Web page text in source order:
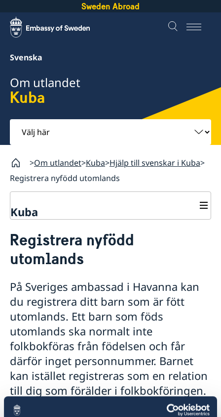
Sweden Abroad
Svenska
Om utlandet
Kuba
Välj
här
Om utlandet Kuba Hjälp till svenskar i Kuba
Registrera nyfödd utomlands
Kuba
Hjälp till svenskar i Kuba
Rösta i Kuba
Pass för vuxna i Kuba
Pass för minderåriga i Kuba
Provisoriskt pass i Kuba
Emergency Travel Documents (ETD)
Samordningsnummer
Akut hjälp
Om olyckan är framme
Ekonomiskt nödställd
Sjuk eller olycka
Juridisk hjälp
Dödsfall
Registrera nyfödd utomlands
Nationellt id-kort
Gifta sig utomlands
Avgifter
Legaliseringar
Levnadsintyg
Reseinformation
Service för svenska företag
Registrera nyfödd
utomlands
På Sveriges ambassad i Havanna kan
du registrera ditt barn som är fött
utomlands. Ett barn som föds
utomlands ska normalt inte
folkbokföras från födelsen och får
därför inget personnummer. Barnet
kan istället registreras som en relation
till dig som förälder i folkbokföringen.
Det gäller om relationen är styrkt och